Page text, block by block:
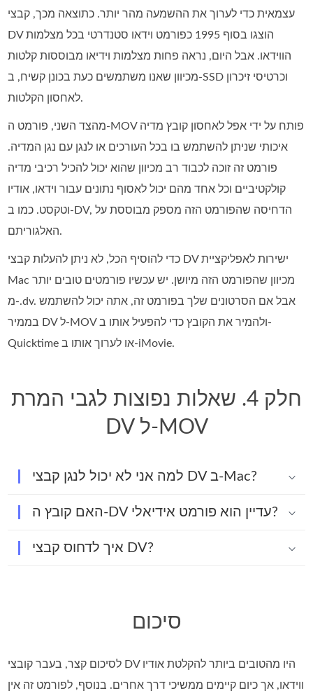
עצמאית כדי לערוך את ההשמעה מהר יותר. כתוצאה מכך, קבצי
DV הוצגו בסוף 1995 כפורמט וידאו סטנדרטי בכל מצלמות
הווידאו. אבל היום, נראה פחות מצלמות וידיאו מבוססות קלטות
מכיוון שאנו משתמשים כעת בכונן קשיח, ב-SSD וכרטיסי זיכרון
לאחסון הקלטות.
מהצד השני, פורמט ה-MOV פותח על ידי אפל לאחסון קובץ מדיה
איכותי שניתן להשתמש בו בכל העורכים או לנגן עם נגן המדיה.
פורמט זה זוכה לכבוד רב מכיוון שהוא יכול להכיל רכיבי מדיה
קולקטיביים וכל אחד מהם יכול לאסוף נתונים עבור וידאו, אודיו
וטקסט. כמו ב-DV, הדחיסה שהפורמט הזה מספק מבוססת על
האלגוריתם.
כדי להוסיף הכל, לא ניתן להעלות קבצי DV ישירות לאפליקציית
Mac מכיוון שהפורמט הזה מיושן. יש עכשיו פורמטים טובים יותר
מ-.dv. אבל אם הסרטונים שלך בפורמט זה, אתה יכול להשתמש
בממיר DV ל-MOV ולהמיר את הקובץ כדי להפעיל אותו ב-
Quicktime או לערוך אותו ב-iMovie.
חלק 4. שאלות נפוצות לגבי המרת
DV ל-MOV
למה אני לא יכול לנגן קבצי DV ב-Mac?
האם קובץ ה-DV עדיין הוא פורמט אידיאלי?
איך לדחוס קבצי DV?
סיכום
לסיכום קצר, בעבר קובצי DV היו מהטובים ביותר להקלטת אודיו
ווידאו, אך כיום קיימים ממשיכי דרך אחרים. בנוסף, לפורמט זה אין